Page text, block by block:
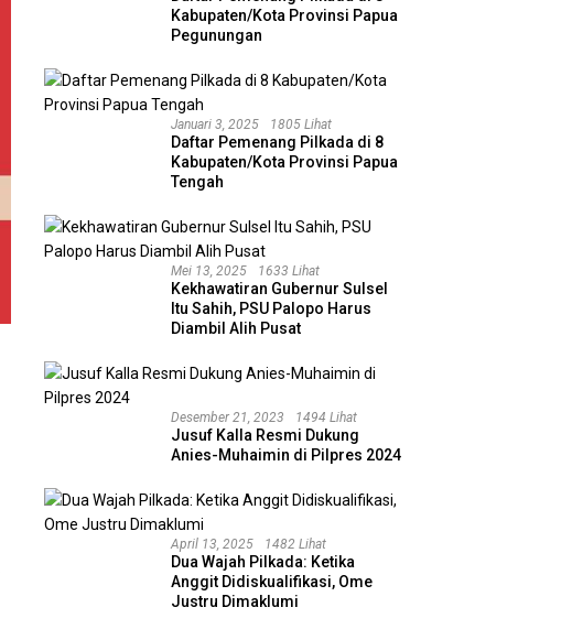
Kabupaten/Kota Provinsi Papua
Pegunungan
Januari 3, 2025 1805 Lihat
Daftar Pemenang Pilkada di 8
Kabupaten/Kota Provinsi Papua
Tengah
Mei 13, 2025 1633 Lihat
Kekhawatiran Gubernur Sulsel
Itu Sahih, PSU Palopo Harus
Diambil Alih Pusat
Desember 21, 2023 1494 Lihat
Jusuf Kalla Resmi Dukung
Anies-Muhaimin di Pilpres 2024
April 13, 2025 1482 Lihat
Dua Wajah Pilkada: Ketika
Anggit Didiskualifikasi, Ome
Justru Dimaklumi